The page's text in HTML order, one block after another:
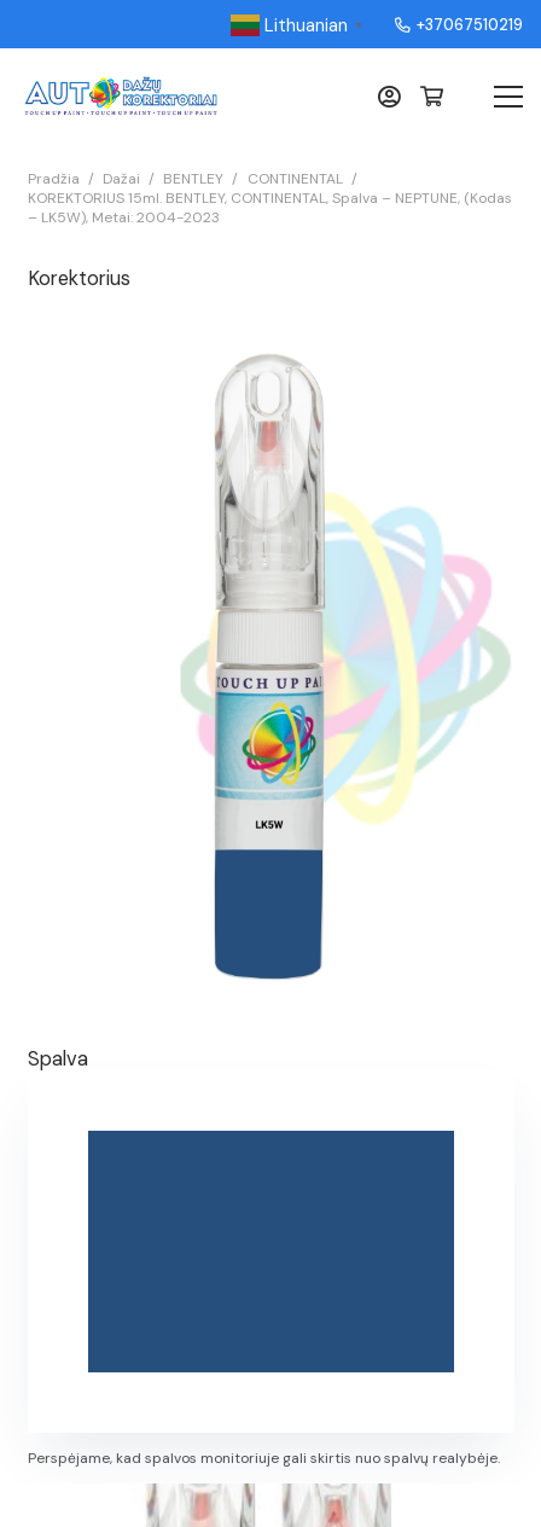
Lithuanian ▼ +37067510219
Pradžia / Dažai / BENTLEY / CONTINENTAL /
KOREKTORIUS 15ml. BENTLEY, CONTINENTAL, Spalva – NEPTUNE, (Kodas
– LK5W), Metai: 2004-2023
Korektorius
Spalva
Perspėjame, kad spalvos monitoriuje gali skirtis nuo spalvų realybėje.